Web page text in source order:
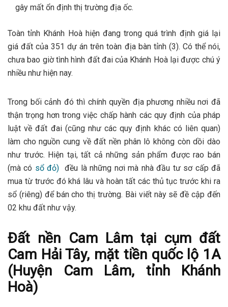
gây mất ổn định thị trường địa ốc.
Toàn tỉnh Khánh Hoà hiện đang trong quá trình định giá lại
giá đất của 351 dự án trên toàn địa bàn tỉnh (3). Có thể nói,
chưa bao giờ tình hình đất đai của Khánh Hoà lại được chú ý
nhiều như hiện nay.
Trong bối cảnh đó thì chính quyền địa phương nhiều nơi đã
thận trọng hơn trong việc chấp hành các quy định của pháp
luật về đất đai (cũng như các quy định khác có liên quan)
làm cho nguồn cung về đất nền phân lô không còn dồi dào
như trước. Hiện tại, tất cả những sản phẩm được rao bán
(mà có sổ đỏ) đều là những nơi mà nhà đầu tư sơ cấp đã
mua từ trước đó khá lâu và hoàn tất các thủ tục trước khi ra
sổ (riêng) để bán cho thị trường. Bài viết này sẽ đề cập đến
02 khu đất như vậy.
Đất nền Cam Lâm tại cụm đất
Cam Hải Tây, mặt tiền quốc lộ 1A
(Huyện Cam Lâm, tỉnh Khánh
Hoà)